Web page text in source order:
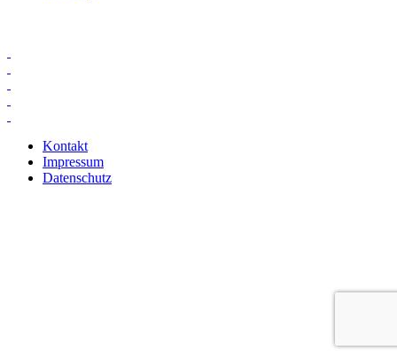
Kontakt
Impressum
Datenschutz